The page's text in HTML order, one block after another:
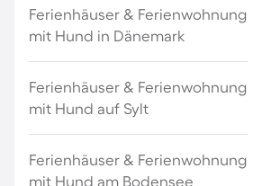
Ferienhäuser & Ferienwohnung
mit Hund in Dänemark
Ferienhäuser & Ferienwohnung
mit Hund auf Sylt
Ferienhäuser & Ferienwohnung
mit Hund am Bodensee